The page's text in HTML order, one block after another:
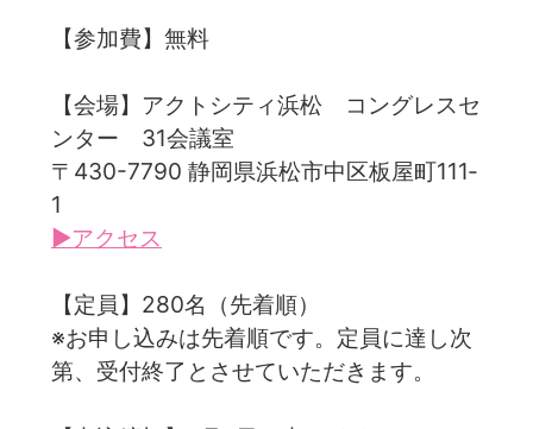
【参加費】無料
【会場】アクトシティ浜松 コングレスセ
ンター 31会議室
〒430-7790 静岡県浜松市中区板屋町111‐
1
▶アクセス
【定員】280名（先着順）
※お申し込みは先着順です。定員に達し次
第、受付終了とさせていただきます。